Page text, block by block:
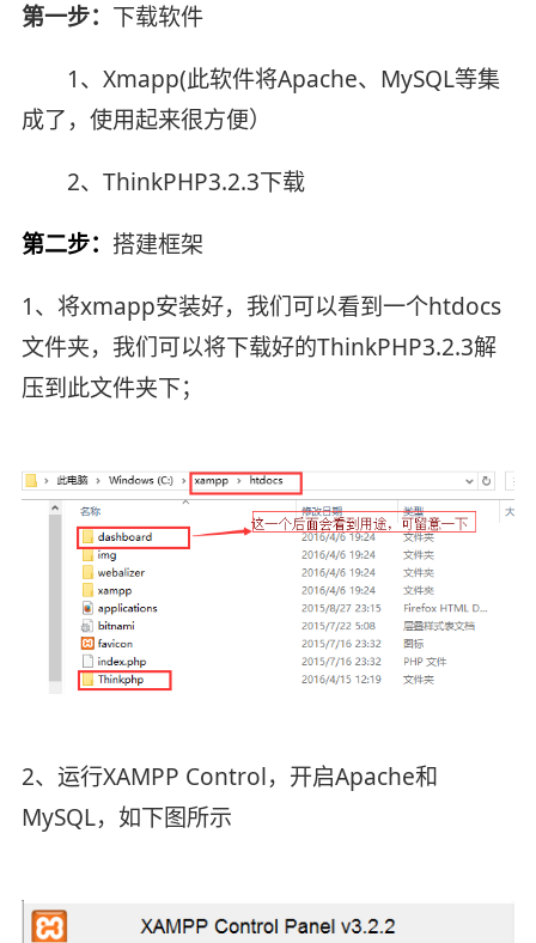
第一步： 下载软件
1、Xmapp(此软件将Apache、MySQL等集
成了，使用起来很方便）
2、ThinkPHP3.2.3下载
第二步： 搭建框架
1、将xmapp安装好，我们可以看到一个htdocs
文件夹，我们可以将下载好的ThinkPHP3.2.3解
压到此文件夹下；
2、运行XAMPP Control，开启Apache和
MySQL，如下图所示